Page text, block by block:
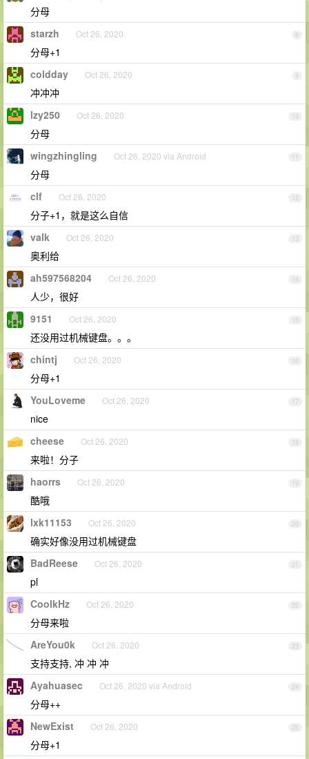
分母
8
starzh Oct 26, 2020
分母+1
9
coldday Oct 26, 2020
冲冲冲
10
lzy250 Oct 26, 2020
分母
11
wingzhingling Oct 26, 2020 via Android
分母
12
clf Oct 26, 2020
分子+1，就是这么自信
13
valk Oct 26, 2020
奥利给
14
ah597568204 Oct 26, 2020
人少，很好
15
9151 Oct 26, 2020
还没用过机械键盘。。。
16
chintj Oct 26, 2020
分母+1
17
YouLoveme Oct 26, 2020
nice
18
cheese Oct 26, 2020
来啦！分子
19
haorrs Oct 26, 2020
酷哦
20
lxk11153 Oct 26, 2020
确实好像没用过机械键盘
21
BadReese Oct 26, 2020
pl
22
CoolkHz Oct 26, 2020
分母来啦
23
AreYou0k Oct 26, 2020
支持支持, 冲 冲 冲
24
Ayahuasec Oct 26, 2020 via Android
分母++
25
NewExist Oct 26, 2020
分母+1